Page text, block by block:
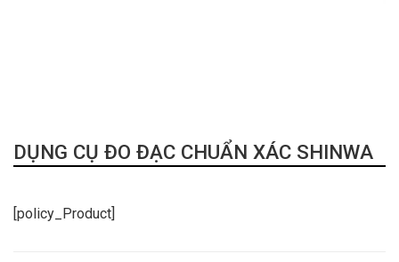
DỤNG CỤ ĐO ĐẠC CHUẨN XÁC SHINWA
[policy_Product]